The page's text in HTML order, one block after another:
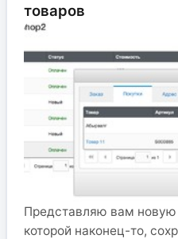
товаров
Представляю вам
которой наконец-то,